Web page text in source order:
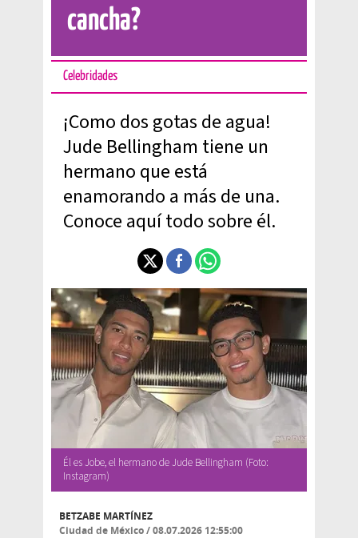
cancha?
Celebridades
¡Como dos gotas de agua!
Jude Bellingham tiene un
hermano que está
enamorando a más de una.
Conoce aquí todo sobre él.
Él es Jobe, el hermano de Jude Bellingham (Foto:
Instagram)
BETZABE MARTÍNEZ
Ciudad de México/08.07.2026 12:55:00